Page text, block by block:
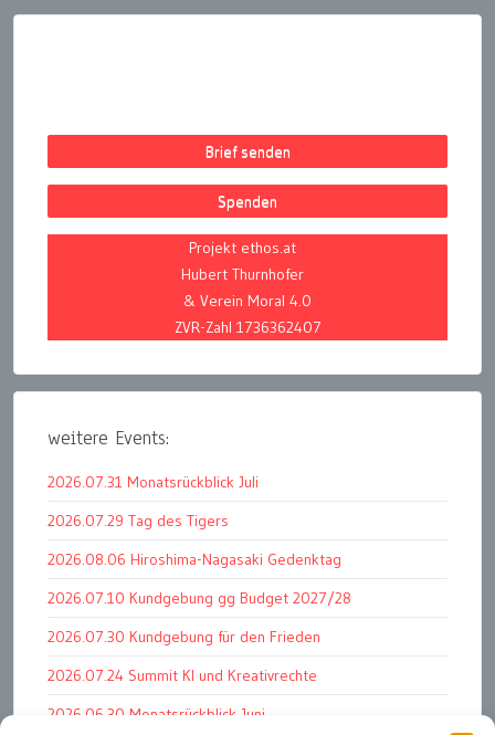
Brief senden
Spenden
Projekt ethos.at
Hubert Thurnhofer
& Verein Moral 4.0
ZVR-Zahl 1736362407
weitere Events:
2026.07.31 Monatsrückblick Juli
2026.07.29 Tag des Tigers
2026.08.06 Hiroshima-Nagasaki Gedenktag
2026.07.10 Kundgebung gg Budget 2027/28
2026.07.30 Kundgebung für den Frieden
2026.07.24 Summit KI und Kreativrechte
2026.06.30 Monatsrückblick Juni